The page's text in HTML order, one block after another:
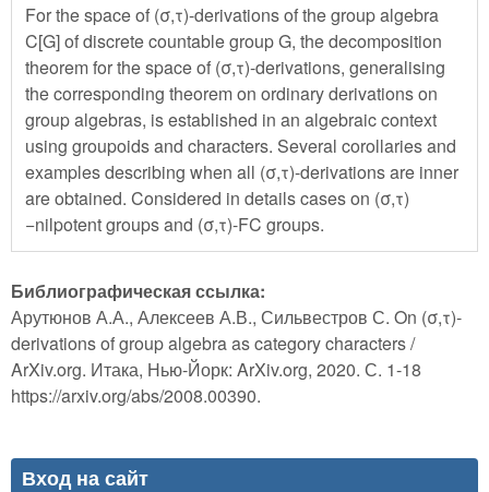
For the space of (σ,τ)-derivations of the group algebra
C[G] of discrete countable group G, the decomposition
theorem for the space of (σ,τ)-derivations, generalising
the corresponding theorem on ordinary derivations on
group algebras, is established in an algebraic context
using groupoids and characters. Several corollaries and
examples describing when all (σ,τ)-derivations are inner
are obtained. Considered in details cases on (σ,τ)
−nilpotent groups and (σ,τ)-FC groups.
Библиографическая ссылка:
Арутюнов А.А., Алексеев А.В., Сильвестров С. On (σ,τ)-
derivations of group algebra as category characters /
ArXiv.org. Итака, Нью-Йорк: ArXiv.org, 2020. С. 1-18
https://arxiv.org/abs/2008.00390.
Вход на сайт